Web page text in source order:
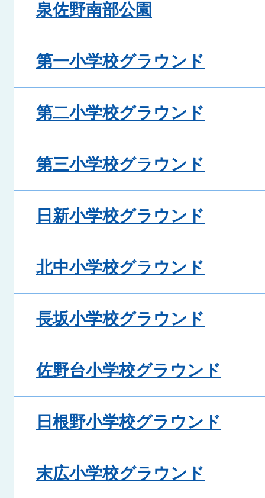
泉佐野南部公園
第一小学校グラウンド
第二小学校グラウンド
第三小学校グラウンド
日新小学校グラウンド
北中小学校グラウンド
長坂小学校グラウンド
佐野台小学校グラウンド
日根野小学校グラウンド
末広小学校グラウンド